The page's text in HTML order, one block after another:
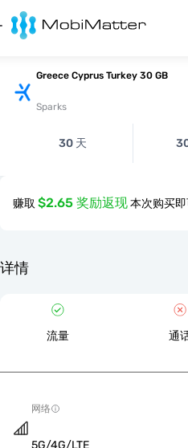
Greece Cyprus Turkey 30 GB
Sparks
30 天
赚取 $2.65 奖励返现本次购买
详情
流量 通
网络
5G/4G/LTE